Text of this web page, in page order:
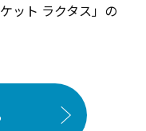
ット ラクタス」の